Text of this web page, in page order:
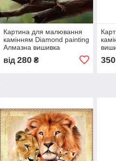
Картина для малювання
камінням Diamond painting
Алмазна вишивка
від 280₴ 350